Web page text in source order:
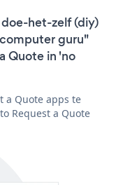
het-zelf (diy)
guru"
Quote in 'no
a Quote apps te
Request a Quote